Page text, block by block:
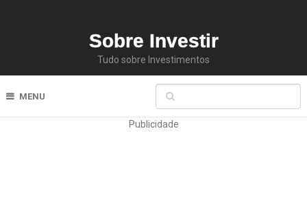
Sobre Investir
Tudo sobre Investimentos
MENU
Publicidade